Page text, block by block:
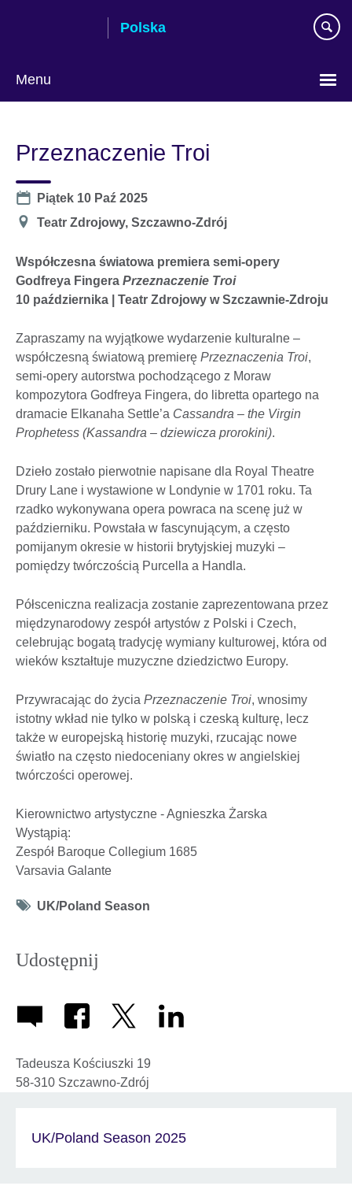
Polska
Menu
Przeznaczenie Troi
Date
Piątek 10 Paź 2025
Miejsce
Teatr Zdrojowy, Szczawno-Zdrój
Współczesna światowa premiera semi-opery
Godfreya Fingera Przeznaczenie Troi
10 października | Teatr Zdrojowy w Szczawnie-Zdroju
Zapraszamy na wyjątkowe wydarzenie kulturalne –
współczesną światową premierę Przeznaczenia Troi,
semi-opery autorstwa pochodzącego z Moraw
kompozytora Godfreya Fingera, do libretta opartego na
dramacie Elkanaha Settle’a Cassandra – the Virgin
Prophetess (Kassandra – dziewicza prorokini).
Dzieło zostało pierwotnie napisane dla Royal Theatre
Drury Lane i wystawione w Londynie w 1701 roku. Ta
rzadko wykonywana opera powraca na scenę już w
październiku. Powstała w fascynującym, a często
pomijanym okresie w historii brytyjskiej muzyki –
pomiędzy twórczością Purcella a Handla.
Półsceniczna realizacja zostanie zaprezentowana przez
międzynarodowy zespół artystów z Polski i Czech,
celebrując bogatą tradycję wymiany kulturowej, która od
wieków kształtuje muzyczne dziedzictwo Europy.
Przywracając do życia Przeznaczenie Troi, wnosimy
istotny wkład nie tylko w polską i czeską kulturę, lecz
także w europejską historię muzyki, rzucając nowe
światło na często niedoceniany okres w angielskiej
twórczości operowej.
Kierownictwo artystyczne - Agnieszka Żarska
Wystąpią:
Zespół Baroque Collegium 1685
Varsavia Galante
Tag
UK/Poland Season
Udostępnij
Tadeusza Kościuszki 19
58-310 Szczawno-Zdrój
UK/Poland Season 2025